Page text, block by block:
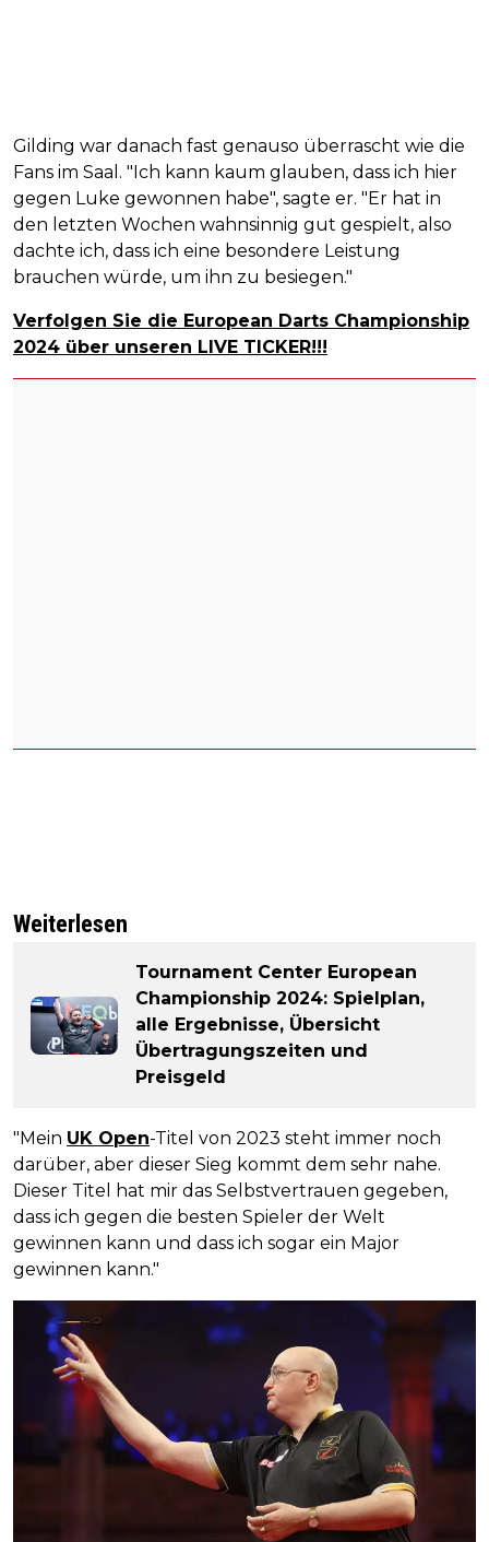
Gilding war danach fast genauso überrascht wie die
Fans im Saal. "Ich kann kaum glauben, dass ich hier
gegen Luke gewonnen habe", sagte er. "Er hat in
den letzten Wochen wahnsinnig gut gespielt, also
dachte ich, dass ich eine besondere Leistung
brauchen würde, um ihn zu besiegen."
Verfolgen Sie die European Darts Championship
2024 über unseren LIVE TICKER!!!
Weiterlesen
Tournament Center European
Championship 2024: Spielplan,
alle Ergebnisse, Übersicht
Übertragungszeiten und
Preisgeld
"Mein UK Open-Titel von 2023 steht immer noch
darüber, aber dieser Sieg kommt dem sehr nahe.
Dieser Titel hat mir das Selbstvertrauen gegeben,
dass ich gegen die besten Spieler der Welt
gewinnen kann und dass ich sogar ein Major
gewinnen kann."